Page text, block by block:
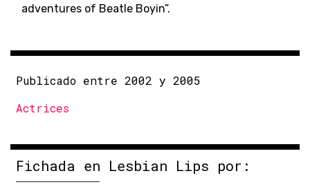
adventures of Beatle Boyin”.
Publicado entre 2002 y 2005
Actrices
Fichada en Lesbian Lips por: